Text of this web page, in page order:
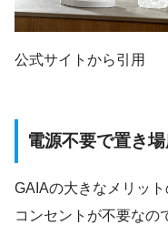
公式サイトから引用
電源不要で置き
GAIAの大きなメリッ
コンセントが不要なの